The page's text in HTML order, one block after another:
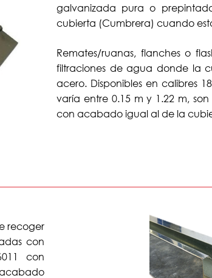
galvanizada pura o
cubierta (Cumbrera) cuando
Remates/ruanas, flanches o
filtraciones de agua donde la
acero. Disponibles en calibres
varía entre 0.15 m y 1.22 m,
con acabado igual al de la
recoger
con
con